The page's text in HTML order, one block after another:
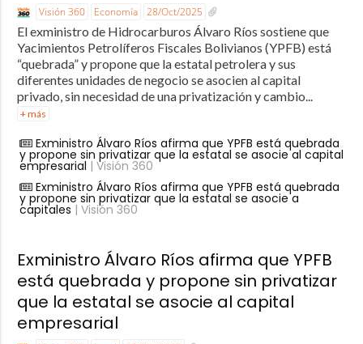
Visión 360 Economía 28/Oct/2025
El exministro de Hidrocarburos Álvaro Ríos sostiene que
Yacimientos Petrolíferos Fiscales Bolivianos (YPFB) está
“quebrada” y propone que la estatal petrolera y sus
diferentes unidades de negocio se asocien al capital
privado, sin necesidad de una privatización y cambio...
+ más
Exministro Álvaro Ríos afirma que YPFB está quebrada
y propone sin privatizar que la estatal se asocie al capital
empresarial | Visión 360
Exministro Álvaro Ríos afirma que YPFB está quebrada
y propone sin privatizar que la estatal se asocie a
capitales | Visión 360
Exministro Álvaro Ríos afirma que YPFB
está quebrada y propone sin privatizar
que la estatal se asocie al capital
empresarial